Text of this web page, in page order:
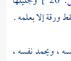
ورقة إلا بعلمه .
، ويحمد نفسه ،